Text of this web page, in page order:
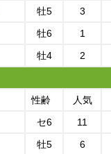
牡5 3
牡6 1
牡4 2
性齢 人気
セ6 11
牡5 6